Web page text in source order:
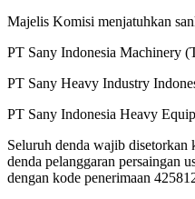
Majelis Komisi menjatuhkan
PT Sany Indonesia Machinery
PT Sany Heavy Industry
PT Sany Indonesia Heavy
Seluruh denda wajib disetorkan
denda pelanggaran persaingan
dengan kode penerimaan